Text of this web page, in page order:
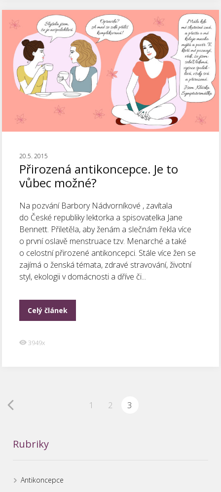
20.5. 2015
Přirozená antikoncepce. Je to
vůbec možné?
Na pozvání Barbory Nádvorníkové , zavítala
do České republiky lektorka a spisovatelka Jane
Bennett. Přiletěla, aby ženám a slečnám řekla více
o první oslavě menstruace tzv. Menarché a také
o celostní přirozené antikoncepci. Stále více žen se
zajímá o ženská témata, zdravé stravování, životní
styl, ekologii v domácnosti a dříve či...
Celý článek
3949x
1 2 3
Rubriky
Antikoncepce